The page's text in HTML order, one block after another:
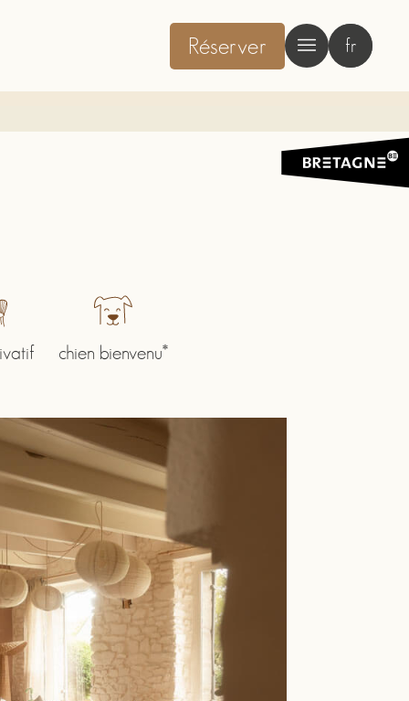
Réserver fr
chien bienvenu*